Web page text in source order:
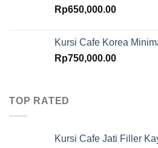
Rp650,000.00
Kursi Cafe Korea
Rp750,000.00
TOP RATED
Kursi Cafe Jati Filler